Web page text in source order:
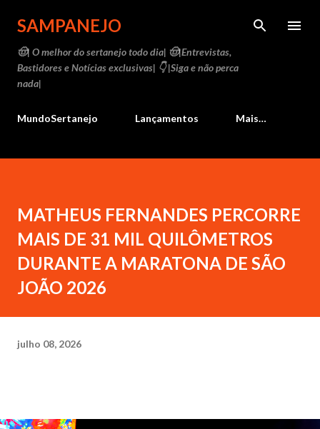
Pular para o conteúdo principal
SAMPANEJO
🤠| O melhor do sertanejo todo dia| 🤠|Entrevistas,
Bastidores e Notícias exclusivas| 👇 |Siga e não perca
nada|
MundoSertanejo Lançamentos Mais…
MATHEUS FERNANDES PERCORRE
MAIS DE 31 MIL QUILÔMETROS
DURANTE A MARATONA DE SÃO
JOÃO 2026
julho 08, 2026